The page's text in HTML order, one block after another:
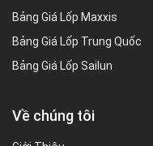
Bảng Giá Lốp Maxxis
Bảng Giá Lốp Trung Quốc
Bảng Giá Lốp Sailun
Về chúng tôi